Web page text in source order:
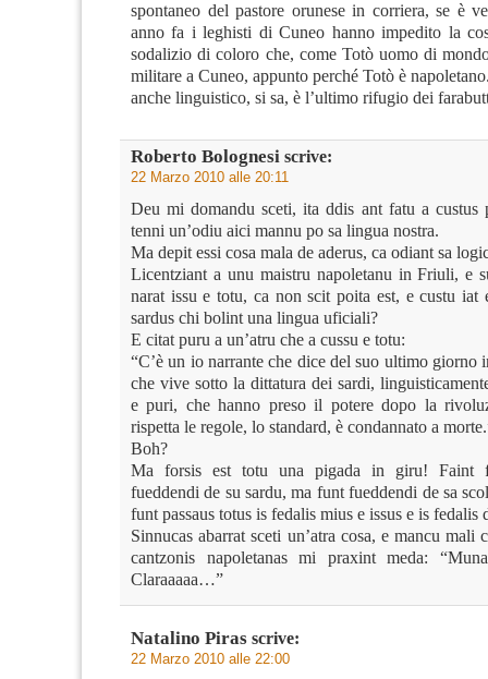
spontaneo del pastore orunese in corriera, se è
anno fa i leghisti di Cuneo hanno impedito la
sodalizio di coloro che, come Totò uomo di
militare a Cuneo, appunto perché Totò è
anche linguistico, si sa, è l’ultimo rifugio dei
Roberto Bolognesi scrive:
22 Marzo 2010 alle 20:11
Deu mi domandu sceti, ita ddis ant fatu a custus
tenni un’odiu aici mannu po sa lingua nostra.
Ma depit essi cosa mala de aderus, ca odiant sa
Licentziant a unu maistru napoletanu in Friuli, e
narat issu e totu, ca non scit poita est, e custu iat
sardus chi bolint una lingua uficiali?
E citat puru a un’atru che a cussu e totu:
“C’è un io narrante che dice del suo ultimo giorno
che vive sotto la dittatura dei sardi,
e puri, che hanno preso il potere dopo la
rispetta le regole, lo standard, è condannato a
Boh?
Ma forsis est totu una pigada in giru! Faint
fueddendi de su sardu, ma funt fueddendi de sa
funt passaus totus is fedalis mius e issus e is fedalis
Sinnucas abarrat sceti un’atra cosa, e mancu mali
cantzonis napoletanas mi praxint meda:
Claraaaaa…”
Natalino Piras scrive:
22 Marzo 2010 alle 22:00